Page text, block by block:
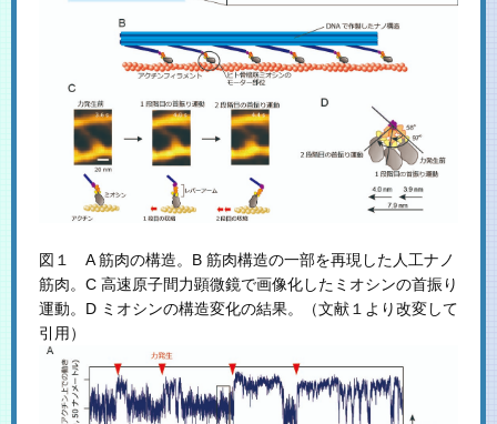
図１ A 筋肉の構造。B 筋肉構造の一部を再現した人工ナノ
筋肉。C 高速原子間力顕微鏡で画像化したミオシンの首振り
運動。D ミオシンの構造変化の結果。（文献１より改変して
引用）